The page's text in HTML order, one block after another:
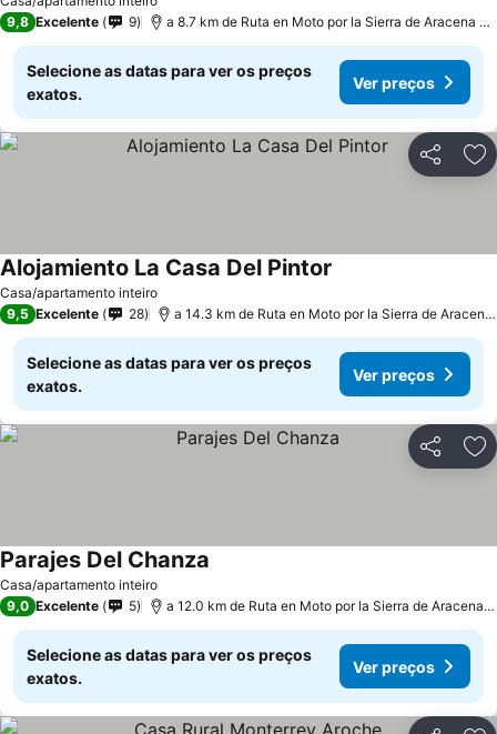
9,8 Excelente 9 a 8.7 km de Ruta en Moto por la Sierra de Aracena y
Selecione as datas para ver os preços
exatos.
Ver preços
Partilhar
Casa/apartamento inteiro
Alojamiento La Casa Del Pintor
9,5 Excelente 28 a 14.3 km de Ruta en Moto por la Sierra de
Selecione as datas para ver os preços
exatos.
Ver preços
Partilhar
Casa/apartamento inteiro
Parajes Del Chanza
9,0 Excelente 5 a 12.0 km de Ruta en Moto por la Sierra de Aracena
Selecione as datas para ver os preços
exatos.
Ver preços